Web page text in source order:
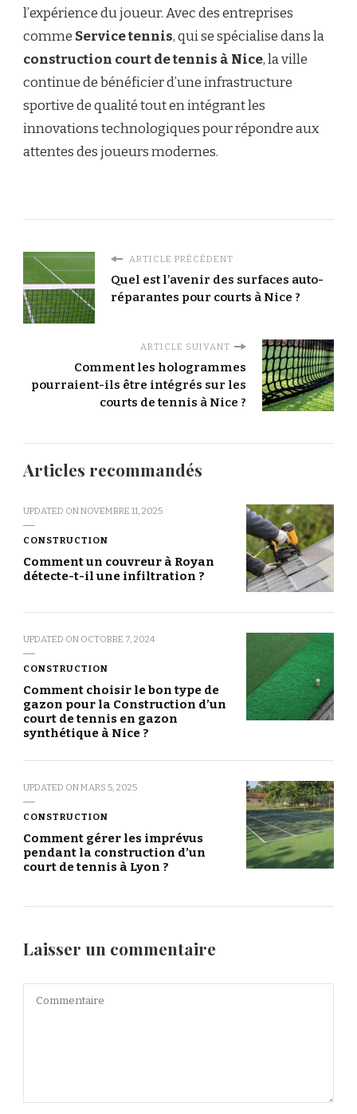
l’expérience du joueur. Avec des entreprises
comme Service tennis, qui se spécialise dans la
construction court de tennis à Nice, la ville
continue de bénéficier d’une infrastructure
sportive de qualité tout en intégrant les
innovations technologiques pour répondre aux
attentes des joueurs modernes.
ARTICLE PRÉCÉDENT
Quel est l’avenir des surfaces auto-
réparantes pour courts à Nice ?
ARTICLE SUIVANT
Comment les hologrammes
pourraient-ils être intégrés sur les
courts de tennis à Nice ?
Articles recommandés
UPDATED ONNOVEMBRE 11, 2025
CONSTRUCTION
Comment un couvreur à Royan
détecte-t-il une infiltration ?
UPDATED ON OCTOBRE 7, 2024
CONSTRUCTION
Comment choisir le bon type de
gazon pour la Construction d’un
court de tennis en gazon
synthétique à Nice ?
UPDATED ONMARS 5, 2025
CONSTRUCTION
Comment gérer les imprévus
pendant la construction d’un
court de tennis à Lyon ?
Laisser un commentaire